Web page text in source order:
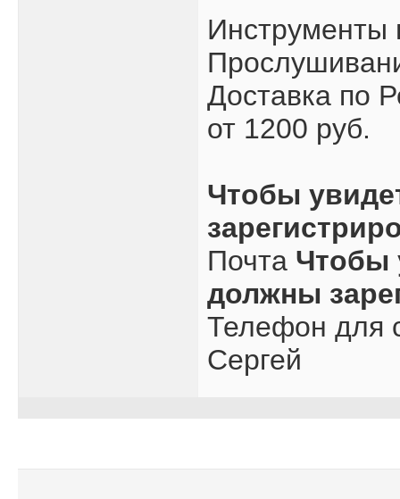
Инструменты
Доставка по
от 1200 руб.
Чтобы
Почта Чтобы
должны
Телефон для
Сергей